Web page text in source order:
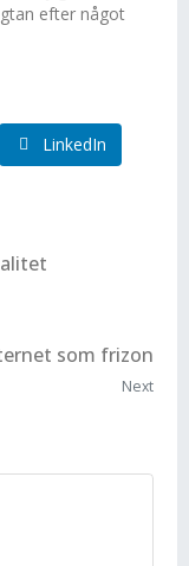
efter något
LinkedIn
som frizon
Next